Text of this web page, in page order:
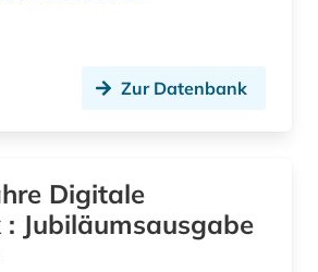
baudenkmal (4)
Zur Datenbank
Digitale
Jubiläumsausgabe